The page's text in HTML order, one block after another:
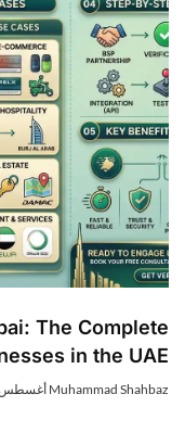
The Complete
in the UAE
Muhammad Shahbazأغسطس 4, 2026